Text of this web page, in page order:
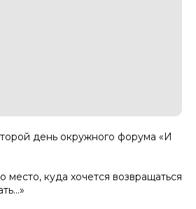
день окружного форума «И
куда хочется возвращаться